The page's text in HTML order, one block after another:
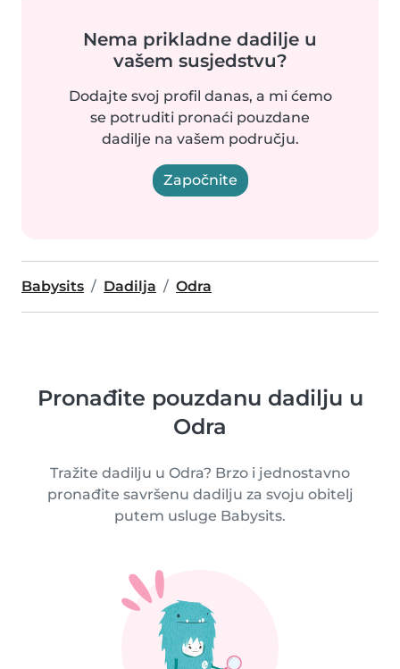
Nema prikladne dadilje u
vašem susjedstvu?
Dodajte svoj profil danas, a mi ćemo
se potruditi pronaći pouzdane
dadilje na vašem području.
Započnite
Babysits Dadilja Odra
Pronađite pouzdanu dadilju u
Odra
Tražite dadilju u Odra? Brzo i jednostavno
pronađite savršenu dadilju za svoju obitelj
putem usluge Babysits.